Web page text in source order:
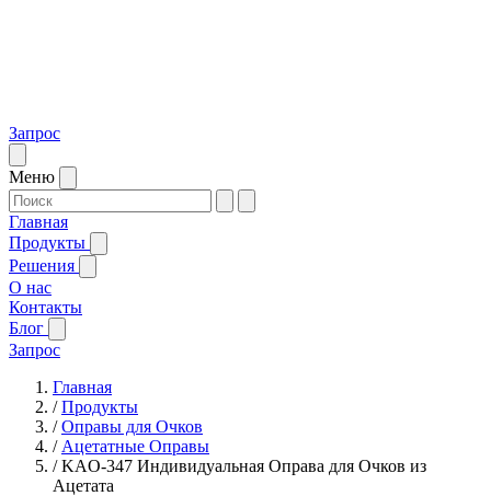
Запрос
Меню
Главная
Продукты
Решения
О нас
Контакты
Блог
Запрос
Главная
/Продукты
/Оправы для Очков
/ Ацетатные Оправы
/KAO-347 Индивидуальная Оправа для Очков из
Ацетата